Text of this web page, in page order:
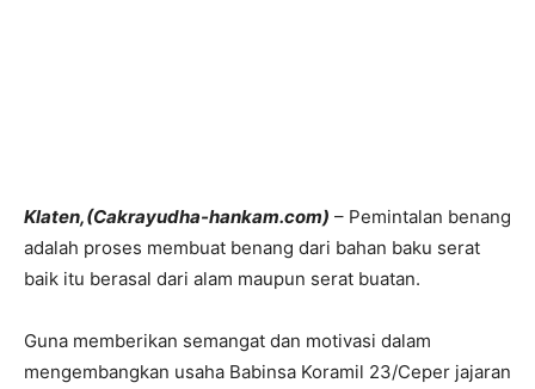
Klaten,(Cakrayudha-hankam.com) – Pemintalan benang
adalah proses membuat benang dari bahan baku serat
baik itu berasal dari alam maupun serat buatan.
Guna memberikan semangat dan motivasi dalam
mengembangkan usaha Babinsa Koramil 23/Ceper jajaran